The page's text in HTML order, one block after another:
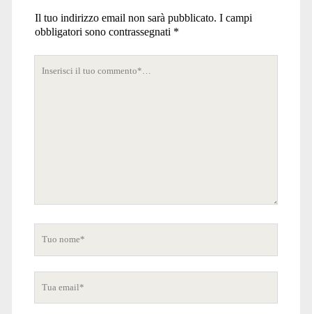
Il tuo indirizzo email non sarà pubblicato. I campi
obbligatori sono contrassegnati *
commento
nome
email